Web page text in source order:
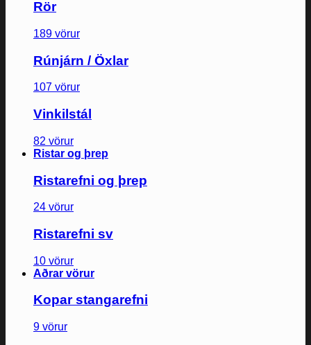
Rör
189 vörur
Rúnjárn / Öxlar
107 vörur
Vinkilstál
82 vörur
Ristar og þrep
Ristarefni og þrep
24 vörur
Ristarefni sv
10 vörur
Aðrar vörur
Kopar stangarefni
9 vörur